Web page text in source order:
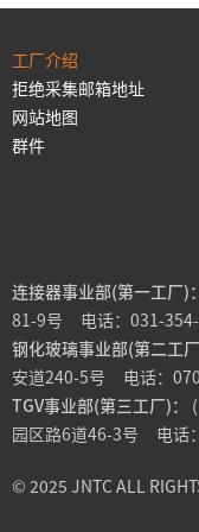
工厂介绍
拒绝采集邮箱地址
网站地图
群件
连接器事业部(第一工厂)：
81-9号 电话：031-
钢化玻璃事业部(第二工厂
安道240-5号 电话：
TGV事业部(第三工厂)：
园区路6道46-3号 电话
© 2025 JNTC ALL